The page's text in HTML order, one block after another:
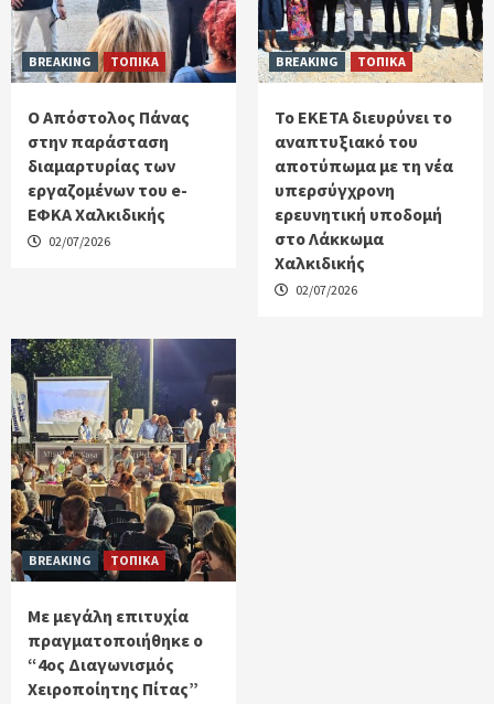
BREAKING ΤΟΠΙΚΑ
Ο Απόστολος Πάνας
στην παράσταση
διαμαρτυρίας των
εργαζομένων του e-
ΕΦΚΑ Χαλκιδικής
02/07/2026
BREAKING ΤΟΠΙΚΑ
Το ΕΚΕΤΑ διευρύνει το
αναπτυξιακό του
αποτύπωμα με τη νέα
υπερσύγχρονη
ερευνητική υποδομή
στο Λάκκωμα
Χαλκιδικής
02/07/2026
BREAKING ΤΟΠΙΚΑ
Με μεγάλη επιτυχία
πραγματοποιήθηκε ο
“4ος Διαγωνισμός
Χειροποίητης Πίτας”